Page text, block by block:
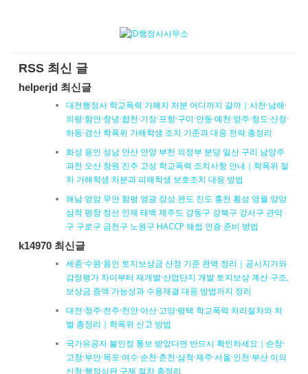
RSS 최신 글
helperjd 최신글
대전행정사 학교폭력 가해자 처분 어디까지 갈까｜사천·남해·
의령·함안·창녕·합천·기장·포항·구미·안동·예천·영주·청도·산청·
하동·경산 학폭위 가해학생 조치 기준과 대응 전략 총정리
화성 용인 성남 안산 안양 부천 의정부 분당 일산 구리 남양주
과천 오산 창원 진주 고성 학교폭력 조치사항 안내｜학폭위 절
차 가해학생 처분과 피해학생 보호조치 대응 방법
해남 영암 무안 함평 영광 장성 완도 진도 홍천 횡성 영월 양양
삼척 평창 정선 인제 태백 제주도 강동구 강북구 강서구 관악
구 구로구 금천구 노원구 HACCP 해썹 인증 준비 방법
k14970 최신글
세종·수원·용인 토지보상금 산정 기준 완벽 정리｜공시지가와
감정평가 차이부터 재개발·산업단지 개발 토지보상 계산 구조,
보상금 증액 가능성과 수용재결 대응 방법까지 정리
대전·청주·전주·천안·아산·고양·평택 학교폭력 처리절차와 처
벌 총정리｜학폭위 신고 방법
국가유공자 불인정 통보 받았다면 반드시 확인하세요｜순창·
고창·부안·목포·여수·순천·춘천·삼척·제주·서울·인천·부산 이의
신청·행정심판 구제 절차 총정리